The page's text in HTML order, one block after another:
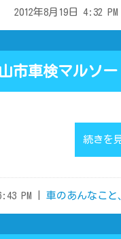
2012年8月19日 4:32
市車検マルソ
続きを
PM | 車のあんなこと